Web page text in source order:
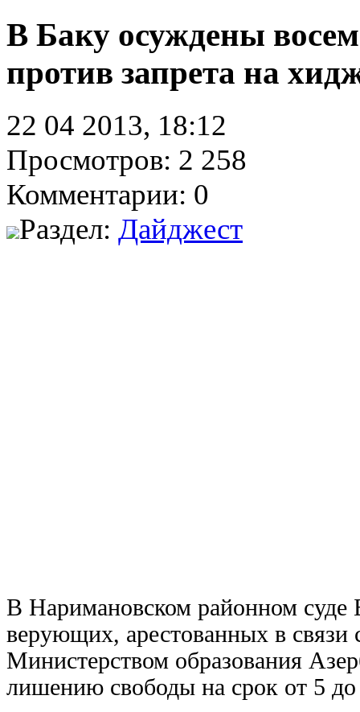
В Баку осуждены
против запрета на
22 04 2013, 18:12
Просмотров: 2 258
Комментарии: 0
Раздел: Дайджест
В Наримановском районном суде
верующих, арестованных в связи
Министерством образования
лишению свободы на срок от 5 до